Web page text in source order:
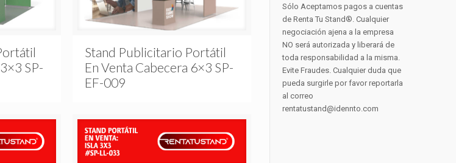
SP-
Stand Publicitario Portátil
En Venta Cabecera 6×3 SP-
EF-009
Sólo Aceptamos pagos a cuentas
de Renta Tu Stand®. Cualquier
negociación ajena a la empresa
NO será autorizada y liberará de
toda responsabilidad a la misma.
Evite Fraudes. Cualquier duda que
pueda surgirle por favor reportarla
al correo
rentatustand@idennto.com